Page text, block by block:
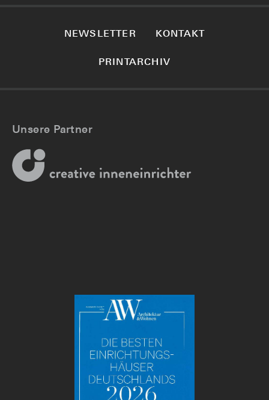
NEWSLETTER KONTAKT
PRINTARCHIV
Unsere Partner